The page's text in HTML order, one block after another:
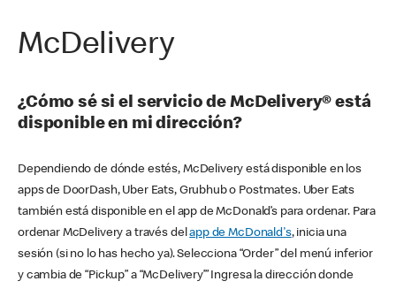
McDelivery
¿Cómo sé si el servicio de McDelivery® está
disponible en mi dirección?
Dependiendo de dónde estés, McDelivery está disponible en los
apps de DoorDash, Uber Eats, Grubhub o Postmates. Uber Eats
también está disponible en el app de McDonald’s para ordenar. Para
ordenar McDelivery a través delapp de McDonald's, inicia una
sesión (si no lo has hecho ya). Selecciona “Order” del menú inferior
y cambia de “Pickup” a “McDelivery’” Ingresa la dirección donde